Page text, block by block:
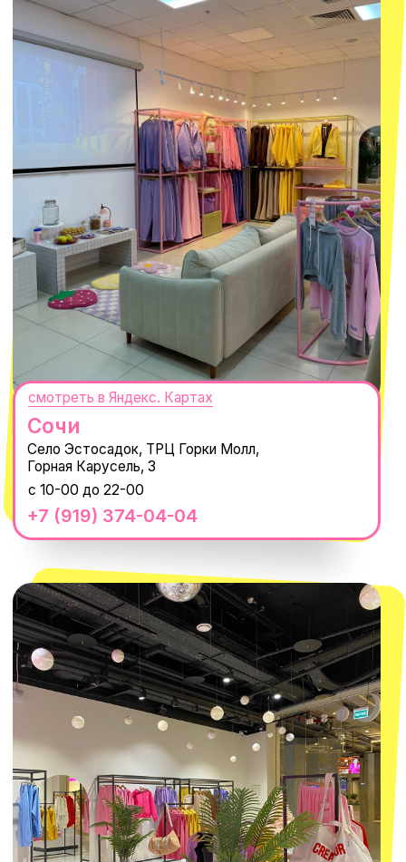
+7 (932) 602-41-15
ТРК «Европолис Ростокино»
с 10-00 до 22-00
смотреть в Яндекс.Картах
Telegram
WhatsApp
8 800 550-06-92
macrocosm_store@mail.ru
КОНТАКТЫ
Оплата долями
Size guide
Обмен и возврат
Доставка и оплата
ПОКУПАТЕЛЯМ
Реквизиты
Наши путешествия
Наши проекты
Новости
Каталог
О КОМПАНИИ
Нажимая "Подписаться", вы соглашаетесь с
персональных данных
ПОДПИСАТЬСЯ
СЕКРЕТНЫЕ ПРОМОКОДЫ, ПРИГЛАШЕНИЯ
НА МЕРОПРИЯТИЯ И АНОНСЫ НОВИНОК
РАНЬШЕ ВСЕХ
MACROCOSM
300'000+ подписчиков